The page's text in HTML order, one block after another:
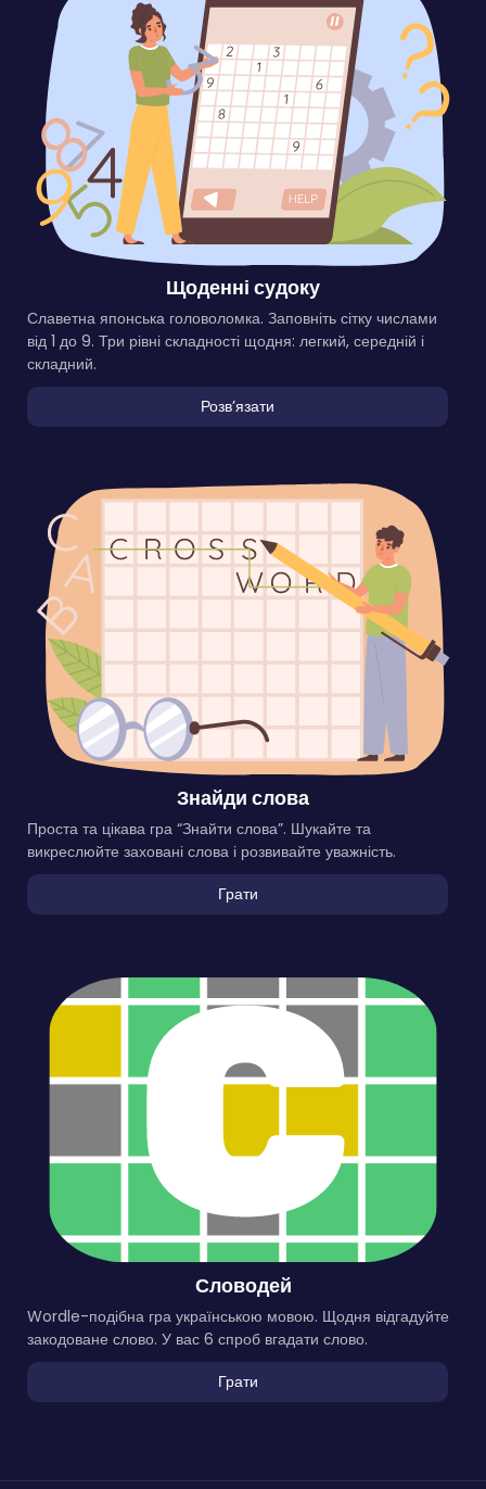
Щоденні судоку
Славетна японська головоломка. Заповніть сітку числами
від 1 до 9. Три рівні складності щодня: легкий, середній і
складний.
Розвʼязати
Знайди слова
Проста та цікава гра “Знайти слова”. Шукайте та
викреслюйте заховані слова і розвивайте уважність.
Грати
Словодей
Wordle-подібна гра українською мовою. Щодня відгадуйте
закодоване слово. У вас 6 спроб вгадати слово.
Грати